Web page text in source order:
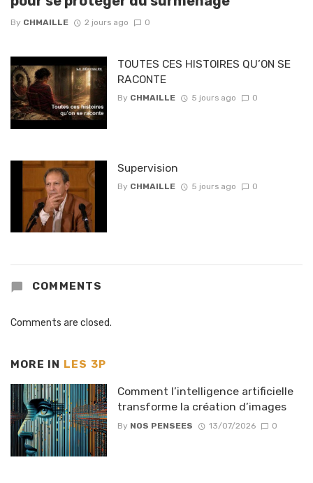
By CHMAILLE 2 jours ago 0
TOUTES CES HISTOIRES QU’ON SE
RACONTE
By CHMAILLE 5 jours ago 0
Supervision
By CHMAILLE 5 jours ago 0
COMMENTS
Comments are closed.
MORE IN LES 3P
Comment l’intelligence artificielle
transforme la création d’images
By NOS PENSEES 13/07/2026 0